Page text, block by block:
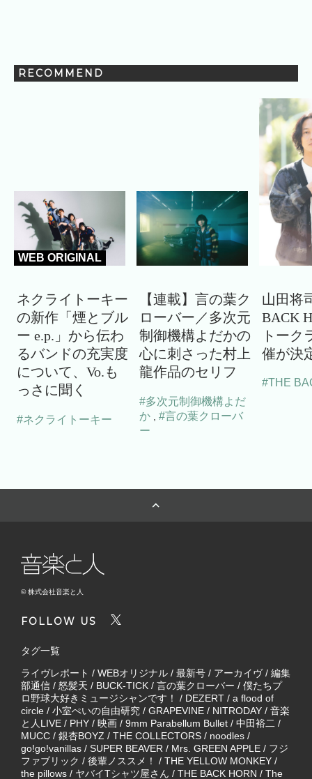
RECOMMEND
WEB ORIGINAL
ネクライトーキー
の新作「煙とブル
ー e.p.」から伝わ
るバンドの充実度
について、Vo.も
っさに聞く
#ネクライトーキー
【連載】言の葉ク
ローバー／多次元
制御機構よだかの
心に刺さった村上
龍作品のセリフ
#多次元制御機構よだ
か
#言の葉クローバ
ー
山田将
BACK
トーク
催が決
#THE
© 株式会社音楽と人
FOLLOW US
タグ一覧
ライヴレポート / WEBオリジナル / 最新号 / アーカイヴ/ 編集
部通信 / 怒髪天 / BUCK-TICK / 言の葉クローバー / 僕たちプ
ロ野球大好きミュージシャンです！
/ DEZERT / a flood of
circle / 小室ぺいの自由研究 / GRAPEVINE / NITRODAY / 音楽
と人LIVE / PHY / 映画 / 9mm Parabellum Bullet / 中田裕二 /
MUCC / 銀杏BOYZ / THE COLLECTORS / noodles /
go!go!vanillas / SUPER BEAVER / Mrs. GREEN APPLE / フジ
ファブリック / 後輩ノススメ！ / THE YELLOW MONKEY /
the pillows / ヤバイTシャツ屋さん / THE BACK HORN / The